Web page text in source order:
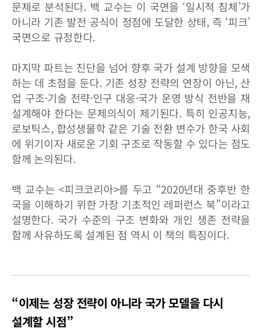
문제로 분석된다. 백 교수는 이 국면을 ‘일시적 침체’가
아니라 기존 발전 공식이 정점에 도달한 상태, 즉 ‘피크’
국면으로 규정한다.
마지막 파트는 진단을 넘어 향후 국가 설계 방향을 모색
하는 데 초점을 둔다. 기존 성장 전략의 연장이 아닌, 산
업 구조·기술 전략·인구 대응·국가 운영 방식 전반을 재
설계해야 한다는 문제의식이 제기된다. 특히 인공지능,
로보틱스, 합성생물학 같은 기술 전환 변수가 한국 사회
에 위기이자 새로운 기회 구조로 작동할 수 있다는 점도
함께 논의된다.
백 교수는 <피크코리아>를 두고 “2020년대 중후반 한
국을 이해하기 위한 가장 기초적인 레퍼런스 북”이라고
설명한다. 국가 수준의 구조 변화와 개인 생존 전략을
함께 사유하도록 설계된 점 역시 이 책의 특징이다.
“이제는 성장 전략이 아니라 국가 모델을 다시
설계할 시점”